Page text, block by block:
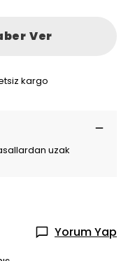
Ver
kargo
uzak
Yorum Yap